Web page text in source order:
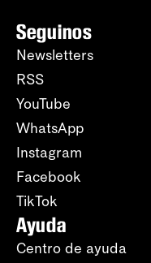
Seguinos
Newsletters
RSS
YouTube
WhatsApp
Instagram
Facebook
TikTok
Ayuda
Centro de ayuda